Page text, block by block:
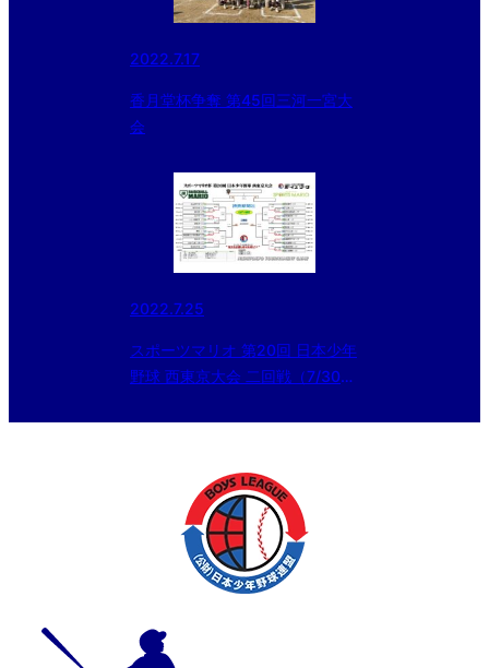
2022.7.17
香月堂杯争奪 第45回三河一宮大
会
2022.7.25
スポーツマリオ 第20回 日本少年
野球 西東京大会 二回戦（7/30）